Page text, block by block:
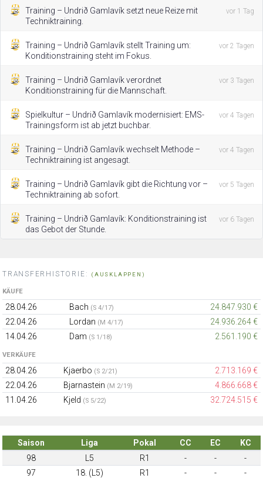
Training – Undrið Gamlavík setzt neue Reize mit
Techniktraining.
vor 1 Tag
Training – Undrið Gamlavík stellt Training um:
Konditionstraining steht im Fokus.
vor 2 Tagen
Training – Undrið Gamlavík verordnet
Konditionstraining für die Mannschaft.
vor 3 Tagen
Spielkultur – Undrið Gamlavík modernisiert: EMS-
Trainingsform ist ab jetzt buchbar.
vor 4 Tagen
Training – Undrið Gamlavík wechselt Methode –
Techniktraining ist angesagt.
vor 4 Tagen
Training – Undrið Gamlavík gibt die Richtung vor –
Techniktraining ab sofort.
vor 5 Tagen
Training – Undrið Gamlavík: Konditionstraining ist
das Gebot der Stunde.
vor 6 Tagen
TRANSFERHISTORIE: (AUSKLAPPEN)
KÄUFE
28.04.26 Bach (S 4/17)
24.847.930 €
22.04.26
Lordan (M 4/17)
24.936.264 €
14.04.26
Dam (S 1/18) 2.561.190 €
VERKÄUFE
28.04.26 Kjaerbo (S 2/21)
2.713.169 €
22.04.26
Bjarnastein (M 2/19)
4.866.668 €
11.04.26
Kjeld (S 5/22) 32.724.515 €
Saison Liga Pokal CC EC
KC
98
L5 R1 - -
-
97
18. (L5) R1 - -
-